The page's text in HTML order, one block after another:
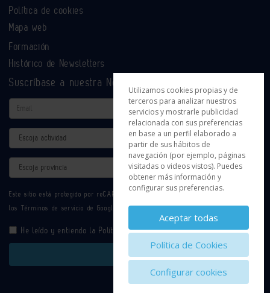
Política de cookies
Mapa web
Formación
Histórico de Newsletters
Suscríbase a nuestra Newsletter
Email
Actividad
Provincia
Este sitio está protegido por reCAPTCHA y se aplican la
los Términos de servicio de Google.
He leído y entiendo la Política de Privacidad
Enviar
Utilizamos cookies propias y de
terceros para analizar nuestros
servicios y mostrarle publicidad
relacionada con sus preferencias
en base a un perfil elaborado a
partir de sus hábitos de
navegación (por ejemplo, páginas
visitadas o videos vistos). Puedes
obtener más información y
configurar sus preferencias.
Aceptar todas
Política de Cookies
Configurar cookies